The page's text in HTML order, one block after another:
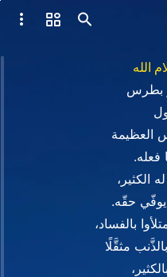
الله
بطرس
العظيمة
فعله.
الكثير،
حقّه.
بالفساد،
مثقَّلًا